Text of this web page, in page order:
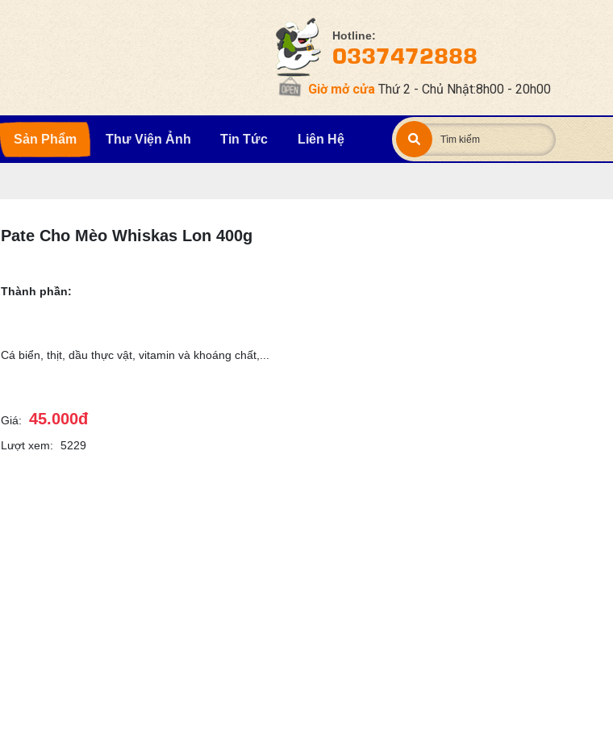
Hotline:
0337472888
Giờ mở cửa Thứ 2 - Chủ Nhật:8h00 - 20h00
Sản Phẩm Thư Viện Ảnh Tin Tức Liên Hệ
Pate Cho Mèo Whiskas Lon 400g
Thành phần:
Cá biển, thịt, dầu thực vật, vitamin và khoáng chất,...
Giá: 45.000đ
Lượt xem: 5229